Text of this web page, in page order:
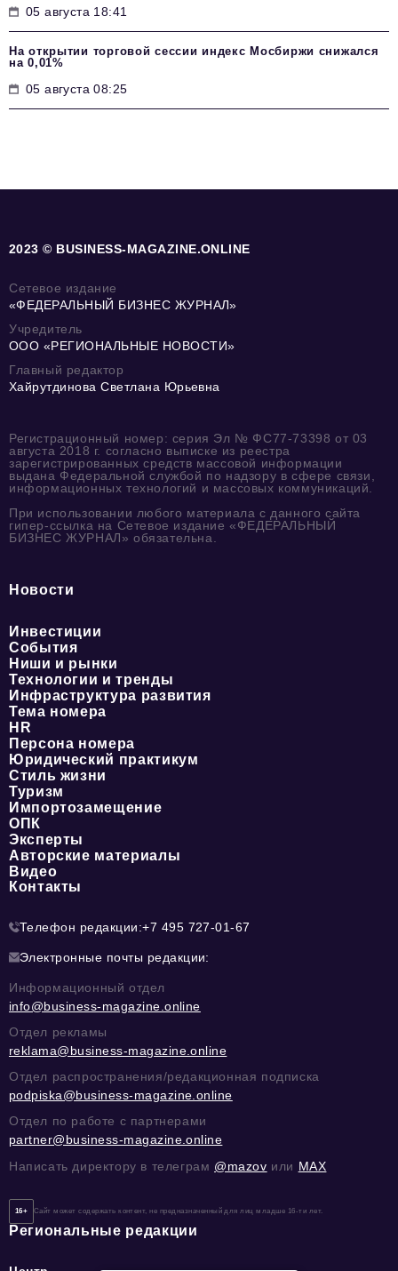
05 августа 18:41
На открытии торговой сессии индекс Мосбиржи снижался
на 0,01%
05 августа 08:25
2023 © BUSINESS-MAGAZINE.ONLINE
Сетевое издание
«ФЕДЕРАЛЬНЫЙ БИЗНЕС ЖУРНАЛ»
Учредитель
ООО «РЕГИОНАЛЬНЫЕ НОВОСТИ»
Главный редактор
Хайрутдинова Светлана Юрьевна
Регистрационный номер: серия Эл № ФС77-73398 от 03
августа 2018 г. согласно выписке из реестра
зарегистрированных средств массовой информации
выдана Федеральной службой по надзору в сфере связи,
информационных технологий и массовых коммуникаций.
При использовании любого материала с данного сайта
гипер-ссылка на Сетевое издание «ФЕДЕРАЛЬНЫЙ
БИЗНЕС ЖУРНАЛ» обязательна.
Новости
Инвестиции
События
Ниши и рынки
Технологии и тренды
Инфраструктура развития
Тема номера
HR
Персона номера
Юридический практикум
Стиль жизни
Туризм
Импортозамещение
ОПК
Эксперты
Авторские материалы
Видео
Контакты
Телефон редакции:+7 495 727-01-67
Электронные почты редакции:
Информационный отдел
info@business-magazine.online
Отдел рекламы
reklama@business-magazine.online
Отдел распространения/редакционная подписка
podpiska@business-magazine.online
Отдел по работе с партнерами
partner@business-magazine.online
Написать директору в телеграм @mazov или MAX
16+ Сайт может содержать контент, не предназначенный для лиц младше 16-ти лет.
Региональные редакции